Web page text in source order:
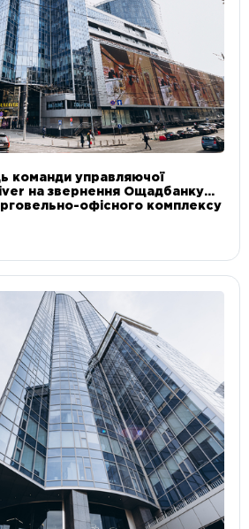
команди управляючої
на звернення Ощадбанку
офісного комплексу